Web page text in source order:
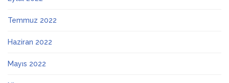
Temmuz 2022
Haziran 2022
Mayıs 2022